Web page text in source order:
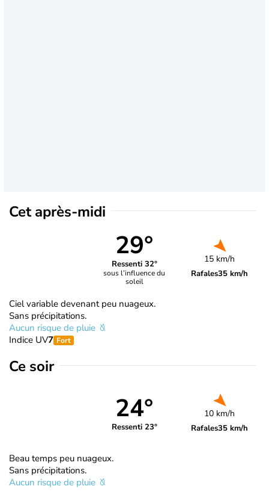
Cet après-midi
29°
Ressenti 32°
sous l’influence du
soleil
15 km/h
Rafales35 km/h
Ciel variable devenant peu nuageux.
Sans précipitations.
Aucun risque de pluie
Indice UV7 Fort
Ce soir
24°
Ressenti 23°
10 km/h
Rafales35 km/h
Beau temps peu nuageux.
Sans précipitations.
Aucun risque de pluie